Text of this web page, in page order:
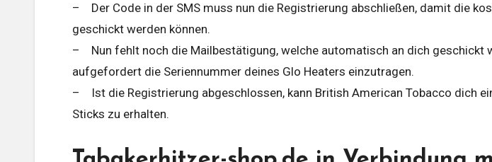
– Der Code in der SMS muss nun die Registrierung abschließen, damit die
geschickt werden können.
– Nun fehlt noch die Mailbestätigung, welche automatisch an dich geschickt
aufgefordert die Seriennummer deines Glo Heaters einzutragen.
– Ist die Registrierung abgeschlossen, kann British American Tobacco dich
Sticks zu erhalten.